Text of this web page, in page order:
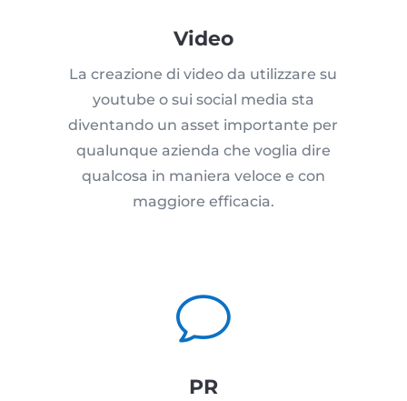
Video
La creazione di video da utilizzare su
youtube o sui social media sta
diventando un asset importante per
qualunque azienda che voglia dire
qualcosa in maniera veloce e con
maggiore efficacia.
v
PR